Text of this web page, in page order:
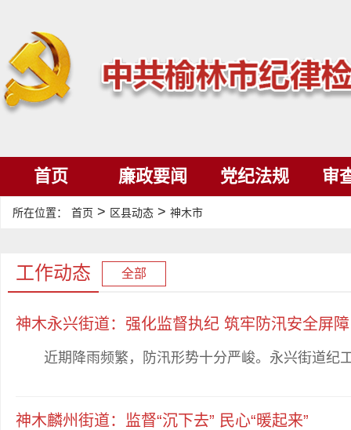
首页 廉政要闻 党纪法规 审
所在位置： 首页 > 区县动态 > 神木市
工作动态 全部
神木永兴街道：强化监督执纪 筑牢防汛安全屏障
近期降雨频繁，防汛形势十分严峻。永兴街道纪
神木麟州街道：监督“沉下去” 民心“暖起来”